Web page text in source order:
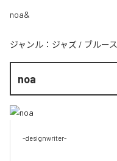
noa&
ジャンル： ジャズ / ブルース
noa
-designwriter-